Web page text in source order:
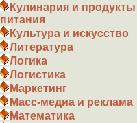
Кулинария и продукты
питания
Культура и искусство
Литература
Логика
Логистика
Маркетинг
Масс-медиа и реклама
Математика